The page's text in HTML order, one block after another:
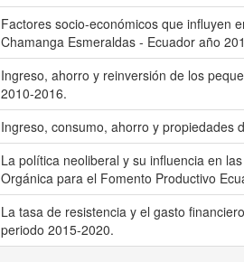
Factores socio-económicos que influyen
Chamanga Esmeraldas - Ecuador año
Ingreso, ahorro y reinversión de los
2010-2016.
Ingreso, consumo, ahorro y propiedades
La política neoliberal y su influencia en
Orgánica para el Fomento Productivo
La tasa de resistencia y el gasto
periodo 2015-2020.